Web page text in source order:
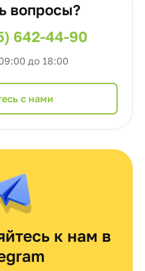
вопросы?
642-44-90
до 18:00
с нами
к нам в